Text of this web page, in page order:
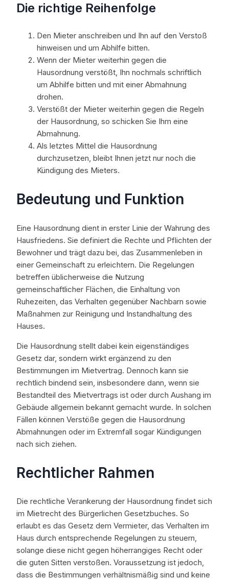
Die richtige Reihenfolge
Den Mieter anschreiben und Ihn auf den Verstoß
hinweisen und um Abhilfe bitten.
Wenn der Mieter weiterhin gegen die
Hausordnung verstößt, Ihn nochmals schriftlich
um Abhilfe bitten und mit einer Abmahnung
drohen.
Verstößt der Mieter weiterhin gegen die Regeln
der Hausordnung, so schicken Sie Ihm eine
Abmahnung.
Als letztes Mittel die Hausordnung
durchzusetzen, bleibt Ihnen jetzt nur noch die
Kündigung des Mieters.
Bedeutung und Funktion
Eine Hausordnung dient in erster Linie der Wahrung des
Hausfriedens. Sie definiert die Rechte und Pflichten der
Bewohner und trägt dazu bei, das Zusammenleben in
einer Gemeinschaft zu erleichtern. Die Regelungen
betreffen üblicherweise die Nutzung
gemeinschaftlicher Flächen, die Einhaltung von
Ruhezeiten, das Verhalten gegenüber Nachbarn sowie
Maßnahmen zur Reinigung und Instandhaltung des
Hauses.
Die Hausordnung stellt dabei kein eigenständiges
Gesetz dar, sondern wirkt ergänzend zu den
Bestimmungen im Mietvertrag. Dennoch kann sie
rechtlich bindend sein, insbesondere dann, wenn sie
Bestandteil des Mietvertrags ist oder durch Aushang im
Gebäude allgemein bekannt gemacht wurde. In solchen
Fällen können Verstöße gegen die Hausordnung
Abmahnungen oder im Extremfall sogar Kündigungen
nach sich ziehen.
Rechtlicher Rahmen
Die rechtliche Verankerung der Hausordnung findet sich
im Mietrecht des Bürgerlichen Gesetzbuches. So
erlaubt es das Gesetz dem Vermieter, das Verhalten im
Haus durch entsprechende Regelungen zu steuern,
solange diese nicht gegen höherrangiges Recht oder
die guten Sitten verstoßen. Voraussetzung ist jedoch,
dass die Bestimmungen verhältnismäßig sind und keine